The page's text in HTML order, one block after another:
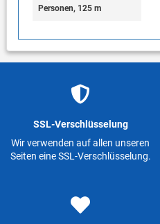
Personen, 125 m
SSL-Verschlüsselung
Wir verwenden auf allen unseren
Seiten eine SSL-Verschlüsselung.